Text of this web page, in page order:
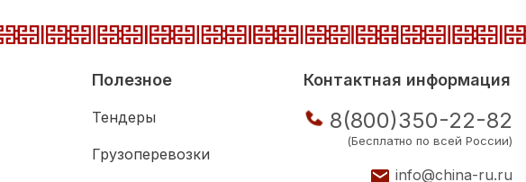
Полезное
Тендеры
Грузоперевозки
Контактная информация
8(800)350-22-82
(Бесплатно по всей России)
info@china-ru.ru